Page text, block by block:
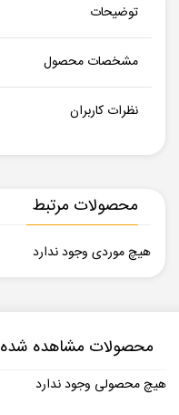
توضیحات
مشخصات محصول
نظرات کاربران
محصولات مرتبط
هیچ موردی وجود ندارد
محصولات مشاهده شده
هیچ محصولی وجود ندارد